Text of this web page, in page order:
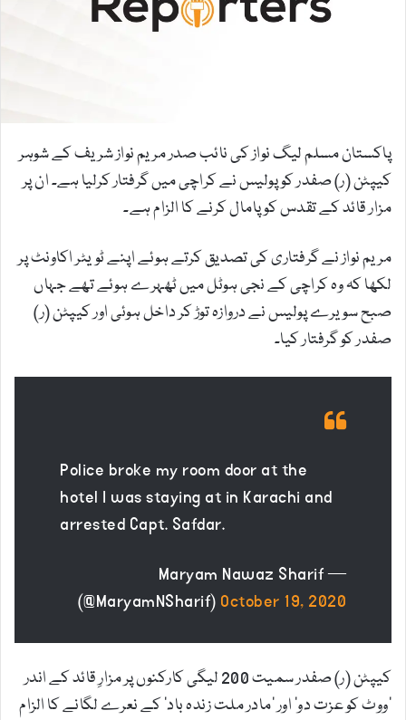
m
پاکستان مسلم لیگ نواز کی نائب صدر مریم نواز شریف کے شوہر
کیپٹن (ر) صفدر کو پولیس نے کراچی میں گرفتار کرلیا ہے۔ ان پر
مزار قائد کے تقدس کو پامال کرنے کا الزام ہے۔
مریم نواز نے گرفتاری کی تصدیق کرتے ہوئے اپنے ٹویٹر اکاونٹ پر
لکھا کہ وہ کراچی کے نجی ہوٹل میں ٹھہرے ہوئے تھے جہاں
صبح سویرے پولیس نے دروازہ توڑ کر داخل ہوئی اور کیپٹن (ر)
صفدر کو گرفتار کیا۔
Police broke my room door at the
hotel I was staying at in Karachi and
arrested Capt. Safdar.
— Maryam Nawaz Sharif
(@MaryamNSharif) October 19, 2020
کیپٹن (ر) صفدر سمیت 200 لیگی کارکنوں پر مزارِ قائد کے اندر
‘ووٹ کو عزت دو’ اور ‘مادر ملت زندہ باد’ کے نعرے لگانے کا الزام